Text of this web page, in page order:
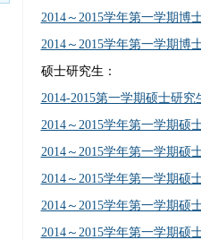
2014～2015学年第一学期博
2014～2015学年第一学期博
硕士研究生：
2014-2015第一学期硕士研究
2014～2015学年第一学期硕
2014～2015学年第一学期硕
2014～2015学年第一学期硕
2014～2015学年第一学期硕
2014～2015学年第一学期硕